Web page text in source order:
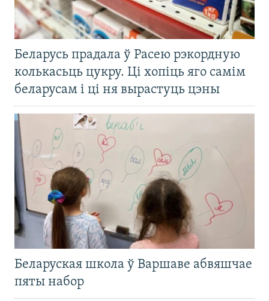
Беларусь прадала ў Расею рэкордную
колькасьць цукру. Ці хопіць яго самім
беларусам і ці ня вырастуць цэны
Беларуская школа ў Варшаве абвяшчае
пяты набор